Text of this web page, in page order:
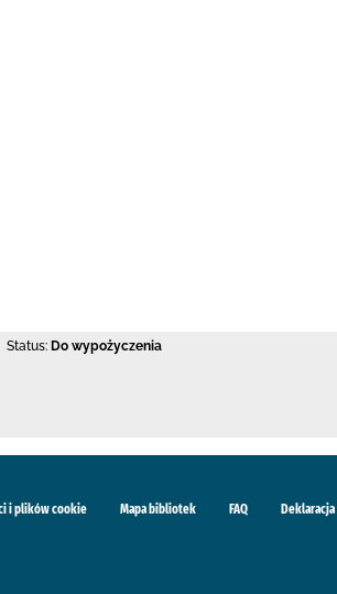
Status: Do wypożyczenia
i plików cookie Mapa bibliotek FAQ